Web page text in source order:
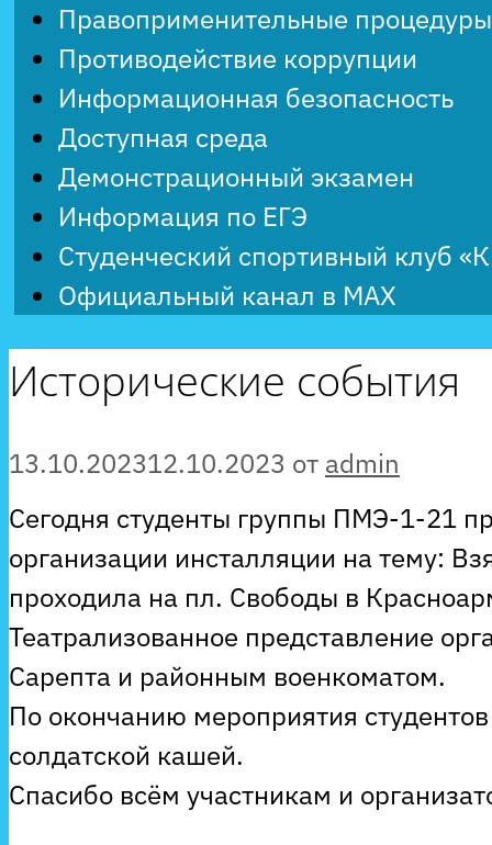
Правоприменительные процедуры
Противодействие коррупции
Информационная безопасность
Доступная среда
Демонстрационный экзамен
Информация по ЕГЭ
Студенческий спортивный клуб
Официальный канал в MAX
Исторические события
13.10.202312.10.2023 от admin
Сегодня студенты группы ПМЭ-1-21
организации инсталляции на тему:
проходила на пл. Свободы в
Театрализованное представление
Сарепта и районным военкоматом.
По окончанию мероприятия
солдатской кашей.
Спасибо всём участникам и